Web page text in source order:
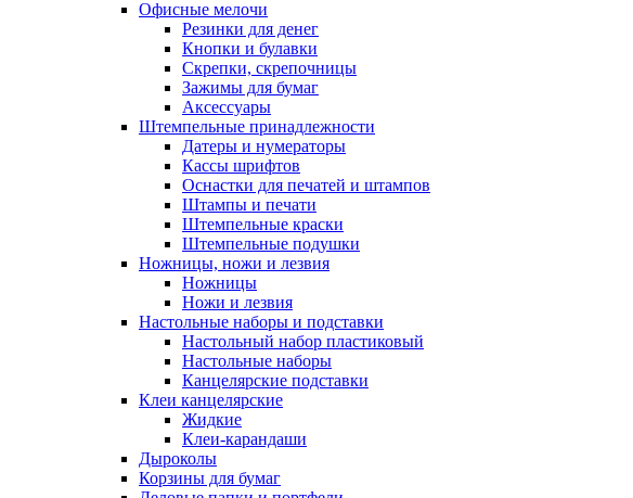
Офисные мелочи
Резинки для денег
Кнопки и булавки
Скрепки, скрепочницы
Зажимы для бумаг
Аксессуары
Штемпельные принадлежности
Датеры и нумераторы
Кассы шрифтов
Оснастки для печатей и штампов
Штампы и печати
Штемпельные краски
Штемпельные подушки
Ножницы, ножи и лезвия
Ножницы
Ножи и лезвия
Настольные наборы и подставки
Настольный набор пластиковый
Настольные наборы
Канцелярские подставки
Клеи канцелярские
Жидкие
Клеи-карандаши
Дыроколы
Корзины для бумаг